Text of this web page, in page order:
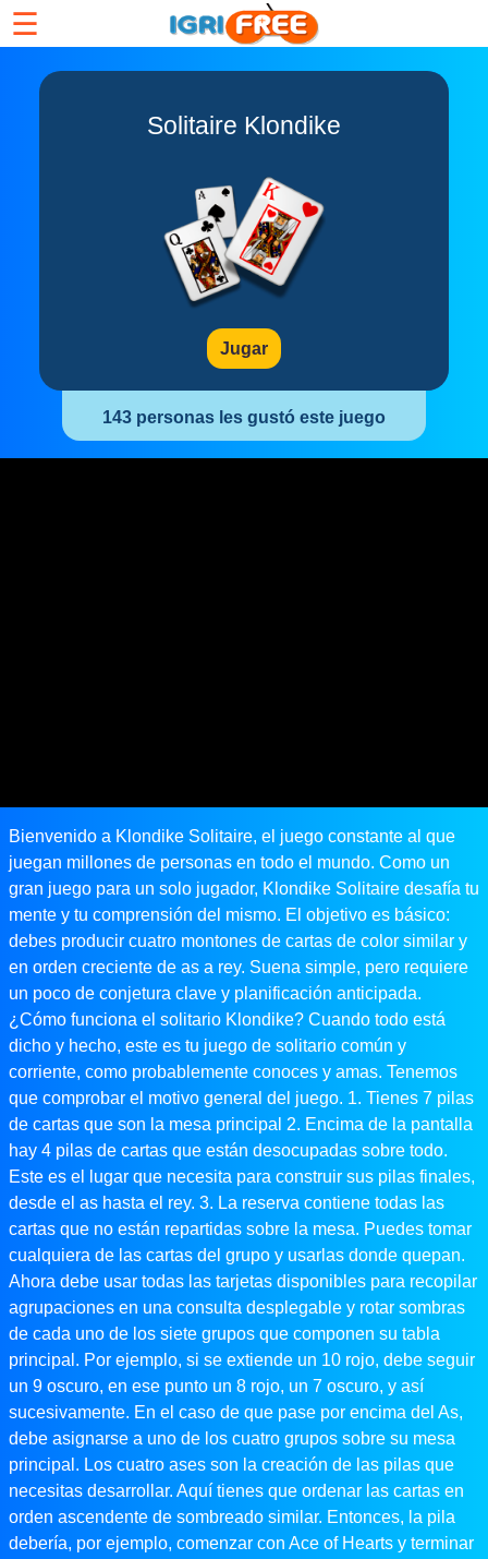
☰
Solitaire Klondike
Jugar
143 personas les gustó este juego
Bienvenido a Klondike Solitaire, el juego constante al que
juegan millones de personas en todo el mundo. Como un
gran juego para un solo jugador, Klondike Solitaire desafía tu
mente y tu comprensión del mismo. El objetivo es básico:
debes producir cuatro montones de cartas de color similar y
en orden creciente de as a rey. Suena simple, pero requiere
un poco de conjetura clave y planificación anticipada.
¿Cómo funciona el solitario Klondike? Cuando todo está
dicho y hecho, este es tu juego de solitario común y
corriente, como probablemente conoces y amas. Tenemos
que comprobar el motivo general del juego. 1. Tienes 7 pilas
de cartas que son la mesa principal 2. Encima de la pantalla
hay 4 pilas de cartas que están desocupadas sobre todo.
Este es el lugar que necesita para construir sus pilas finales,
desde el as hasta el rey. 3. La reserva contiene todas las
cartas que no están repartidas sobre la mesa. Puedes tomar
cualquiera de las cartas del grupo y usarlas donde quepan.
Ahora debe usar todas las tarjetas disponibles para recopilar
agrupaciones en una consulta desplegable y rotar sombras
de cada uno de los siete grupos que componen su tabla
principal. Por ejemplo, si se extiende un 10 rojo, debe seguir
un 9 oscuro, en ese punto un 8 rojo, un 7 oscuro, y así
sucesivamente. En el caso de que pase por encima del As,
debe asignarse a uno de los cuatro grupos sobre su mesa
principal. Los cuatro ases son la creación de las pilas que
necesitas desarrollar. Aquí tienes que ordenar las cartas en
orden ascendente de sombreado similar. Entonces, la pila
debería, por ejemplo, comenzar con Ace of Hearts y terminar